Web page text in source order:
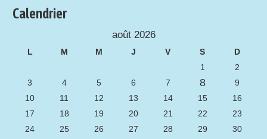
Calendrier
août 2026
L M M J V S
D
1
2
3
4 5 6 7 8
9
10
11 12 13 14 15
16
17
18 19 20 21 22
23
24
25 26 27 28 29
30